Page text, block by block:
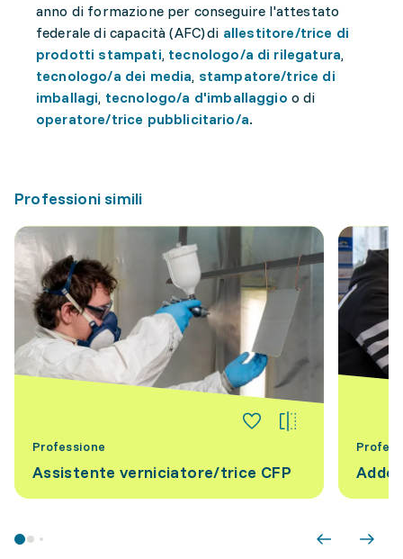
anno di formazione per conseguire l'attestato
federale di capacità (AFC) di allestitore/trice di
prodotti stampati, tecnologo/a di rilegatura,
tecnologo/a dei media, stampatore/trice di
imballagi, tecnologo/a d'imballaggio o di
operatore/trice pubblicitario/a.
Professioni simili
Professione
Assistente verniciatore/trice CFP